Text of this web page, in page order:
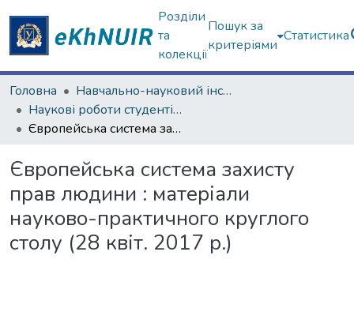
Розділи
та
колекції
Пошук за
критеріями
Статистика
Головна
Навчально-науковий інститут "Каразінський інститут міжнародних відносин та туристичного бізнесу"
Наукові роботи студентів та аспірантів. Навчально-науковий інститут "Каразінський інститут міжнародних відносин та туристичного бізнесу"
Європейська система захисту прав людини : матеріали науково-практичного круглого столу (28 квіт. 2017 р.)
Європейська система захисту
прав людини : матеріали
науково-практичного круглого
столу (28 квіт. 2017 р.)